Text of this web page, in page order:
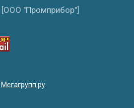
"Промприбор"]
Мегагрупп.ру